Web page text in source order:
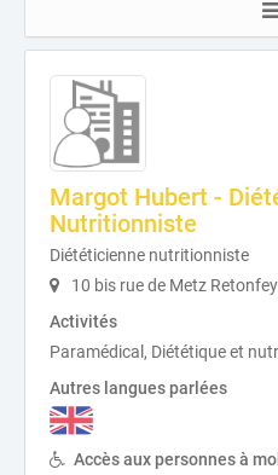
Margot Hubert -
Nutritionniste
Diététicienne nutritionniste
10 bis rue de Metz
Activités
Paramédical, Diététique et
Autres langues parlées
Accès aux personnes à